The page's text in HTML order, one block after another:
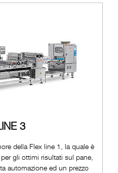
3
della Flex line 1, la quale è
gli ottimi risultati sul pane,
automazione ed un prezzo